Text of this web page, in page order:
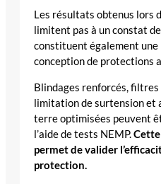
Les résultats obtenus lors
limitent pas à un constat
constituent également une
conception de protections
Blindages renforcés,
limitation de surtension et
terre optimisées peuvent
l’aide de tests NEMP.
permet de valider
protection.